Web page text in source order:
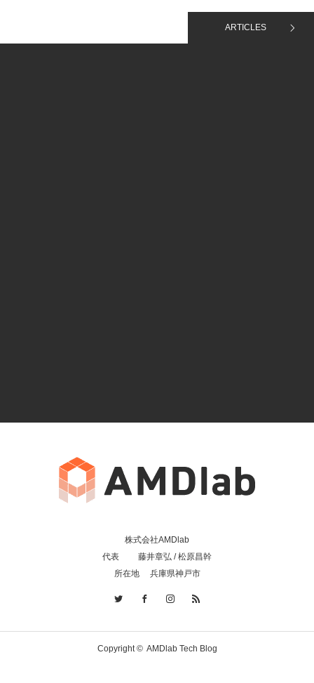
ARTICLES
株式会社AMDlab
代表 藤井章弘 / 松原昌幹
所在地 兵庫県神戸市
Copyright © AMDlab Tech Blog